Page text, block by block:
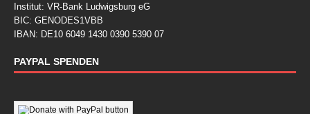
Institut: VR-Bank Ludwigsburg eG
BIC: GENODES1VBB
IBAN: DE10 6049 1430 0390 5390 07
PAYPAL SPENDEN